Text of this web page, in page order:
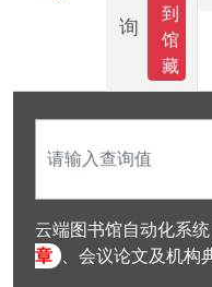
询
到
馆
藏
输
询
值
云端图书馆自动化系统
章
、会议论文及机构